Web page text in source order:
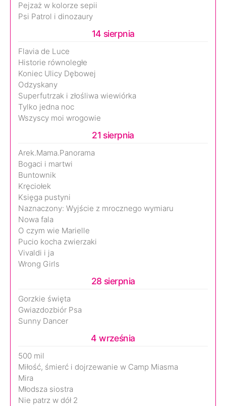
Pejzaż w kolorze sepii
Psi Patrol i dinozaury
14 sierpnia
Flavia de Luce
Historie równoległe
Koniec Ulicy Dębowej
Odzyskany
Superfutrzak i złośliwa wiewiórka
Tylko jedna noc
Wszyscy moi wrogowie
21 sierpnia
Arek.Mama.Panorama
Bogaci i martwi
Buntownik
Kręciołek
Księga pustyni
Naznaczony: Wyjście z mrocznego wymiaru
Nowa fala
O czym wie Marielle
Pucio kocha zwierzaki
Vivaldi i ja
Wrong Girls
28 sierpnia
Gorzkie święta
Gwiazdozbiór Psa
Sunny Dancer
4 września
500 mil
Miłość, śmierć i dojrzewanie w Camp Miasma
Mira
Młodsza siostra
Nie patrz w dół 2